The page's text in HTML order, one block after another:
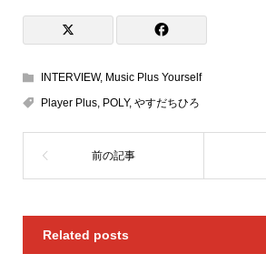
INTERVIEW, Music Plus Yourself
Player Plus, POLY, やすだちひろ
Related posts